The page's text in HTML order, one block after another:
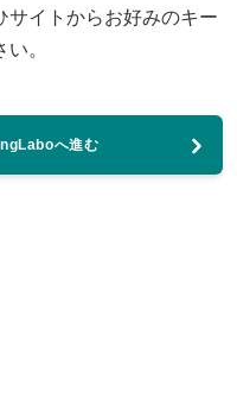
サイトからお好みのキー
。
へ進む